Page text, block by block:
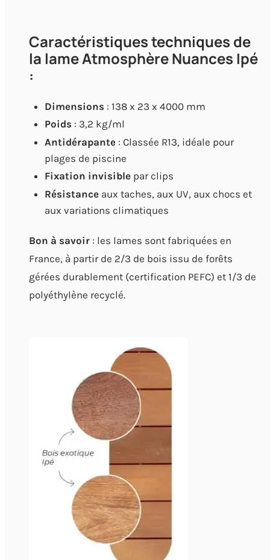
Caractéristiques techniques de
la lame Atmosphère Nuances Ipé
:
Dimensions : 138 x 23 x 4000 mm
Poids : 3,2 kg/ml
Antidérapante: Classée R13, idéale pour
plages de piscine
Fixation invisiblepar clips
Résistanceaux taches, aux UV, aux chocs et
aux variations climatiques
Bon à savoir : les lames sont fabriquées en
France, à partir de 2/3 de bois issu de forêts
gérées durablement (certification PEFC) et 1/3 de
polyéthylène recyclé.